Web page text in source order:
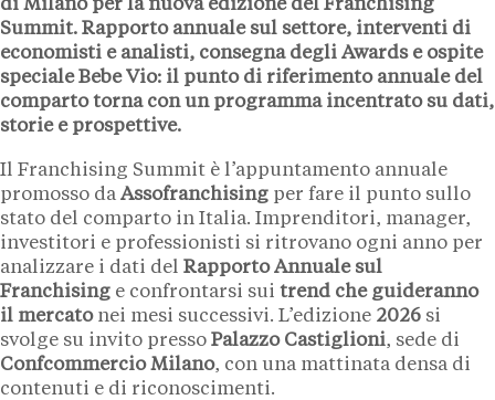
di Milano per la nuova edizione del Franchising
Summit. Rapporto annuale sul settore, interventi di
economisti e analisti, consegna degli Awards e ospite
speciale Bebe Vio: il punto di riferimento annuale del
comparto torna con un programma incentrato su dati,
storie e prospettive.
Il Franchising Summit è l’appuntamento annuale
promosso da Assofranchising per fare il punto sullo
stato del comparto in Italia. Imprenditori, manager,
investitori e professionisti si ritrovano ogni anno per
analizzare i dati del Rapporto Annuale sul
Franchising e confrontarsi sui trend che guideranno
il mercatonei mesi successivi. L’edizione 2026 si
svolge su invito presso Palazzo Castiglioni, sede di
Confcommercio Milano, con una mattinata densa di
contenuti e di riconoscimenti.